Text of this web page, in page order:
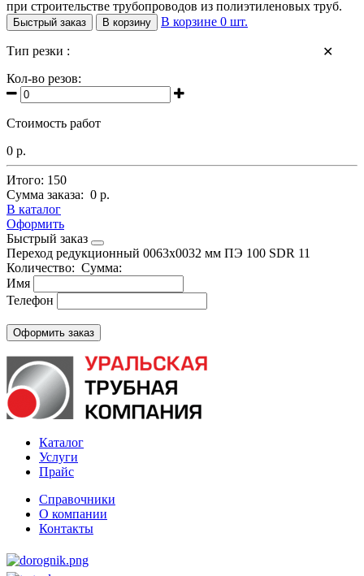
при строительстве трубопроводов из полиэтиленовых труб.
Быстрый заказ В корзину В корзине 0 шт.
✕
Тип резки :
Кол-во резов:
Стоимость работ
0 р.
Итого: 150
Сумма заказа: 0 р.
В каталог
Оформить
Быстрый заказ
Переход редукционный 0063х0032 мм ПЭ 100 SDR 11
Количество: Сумма:
Имя
Телефон
Каталог
Услуги
Прайс
Справочники
О компании
Контакты